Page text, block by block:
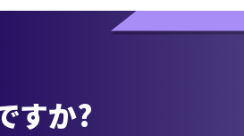
すか?